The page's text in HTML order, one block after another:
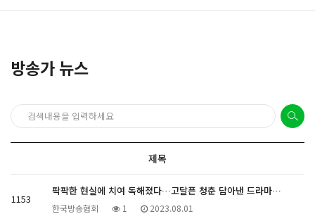
방송가 뉴스
제목
1153
팍팍한 현실에 치여 독해졌다…고달픈 청춘 담아낸 드라마…
한국방송협회 1 2023.08.01